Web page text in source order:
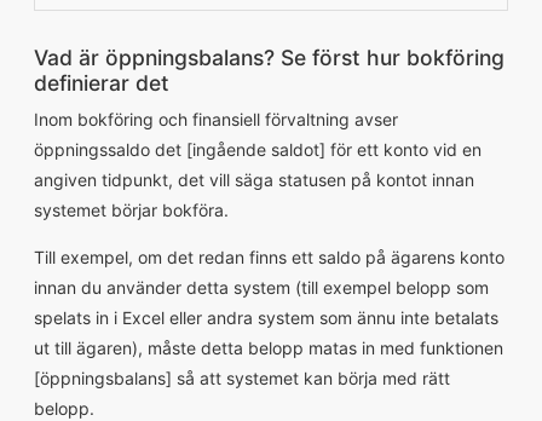
Vad är öppningsbalans? Se först hur bokföring
definierar det
Inom bokföring och finansiell förvaltning avser
öppningssaldo det [ingående saldot] för ett konto vid en
angiven tidpunkt, det vill säga statusen på kontot innan
systemet börjar bokföra.
Till exempel, om det redan finns ett saldo på ägarens konto
innan du använder detta system (till exempel belopp som
spelats in i Excel eller andra system som ännu inte betalats
ut till ägaren), måste detta belopp matas in med funktionen
[öppningsbalans] så att systemet kan börja med rätt
belopp.